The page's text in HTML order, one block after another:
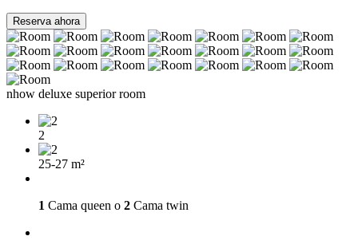
Reserva ahora
nhow deluxe superior room
2
25-27 m²
1 Cama queen o 2 Cama twin